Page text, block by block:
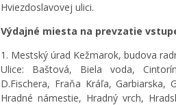
Hviezdoslavovej ulici.
Výdajné miesta na prevzatie
1. Mestský úrad Kežmarok, budova
Ulice: Baštová, Biela voda,
D.Fischera, Fraňa Kráľa, Garbiarska,
Hradné námestie, Hradný vrch,